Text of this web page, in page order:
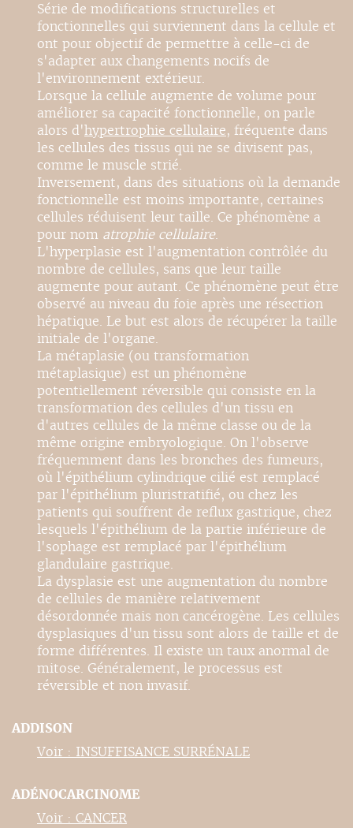
Série de modifications structurelles et
fonctionnelles qui surviennent dans la cellule et
ont pour objectif de permettre à celle-ci de
s'adapter aux changements nocifs de
l'environnement extérieur.
Lorsque la cellule augmente de volume pour
améliorer sa capacité fonctionnelle, on parle
alors d'hypertrophie cellulaire, fréquente dans
les cellules des tissus qui ne se divisent pas,
comme le muscle strié.
Inversement, dans des situations où la demande
fonctionnelle est moins importante, certaines
cellules réduisent leur taille. Ce phénomène a
pour nom atrophie cellulaire.
L'hyperplasie est l'augmentation contrôlée du
nombre de cellules, sans que leur taille
augmente pour autant. Ce phénomène peut être
observé au niveau du foie après une résection
hépatique. Le but est alors de récupérer la taille
initiale de l'organe.
La métaplasie (ou transformation
métaplasique) est un phénomène
potentiellement réversible qui consiste en la
transformation des cellules d'un tissu en
d'autres cellules de la même classe ou de la
même origine embryologique. On l'observe
fréquemment dans les bronches des fumeurs,
où l'épithélium cylindrique cilié est remplacé
par l'épithélium pluristratifié, ou chez les
patients qui souffrent de reflux gastrique, chez
lesquels l'épithélium de la partie inférieure de
l'sophage est remplacé par l'épithélium
glandulaire gastrique.
La dysplasie est une augmentation du nombre
de cellules de manière relativement
désordonnée mais non cancérogène. Les cellules
dysplasiques d'un tissu sont alors de taille et de
forme différentes. Il existe un taux anormal de
mitose. Généralement, le processus est
réversible et non invasif.
ADDISON
Voir : INSUFFISANCE SURRÉNALE
ADÉNOCARCINOME
Voir : CANCER